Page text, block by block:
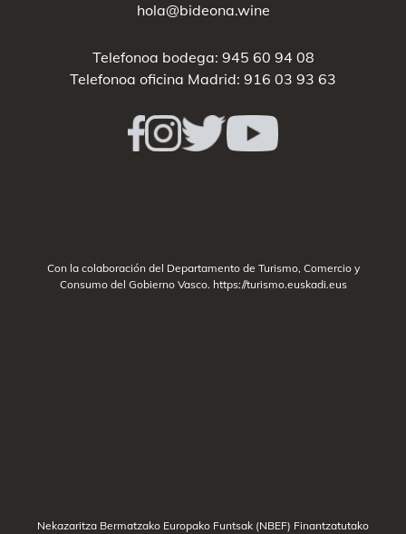
hola@bideona.wine
Telefonoa bodega: 945 60 94 08
Telefonoa oficina Madrid: 916 03 93 63
Con la colaboración del Departamento de Turismo, Comercio y
Consumo del Gobierno Vasco. https://turismo.euskadi.eus
Nekazaritza Bermatzako Europako Funtsak (NBEF) Finantzatutako